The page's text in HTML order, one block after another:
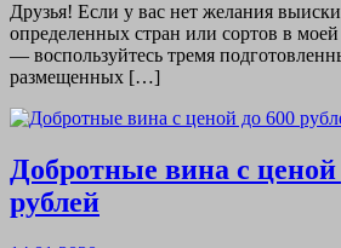
Друзья! Если у вас нет желания
определенных стран или сортов в
— воспользуйтесь тремя
размещенных […]
Добротные вина с ценой
рублей